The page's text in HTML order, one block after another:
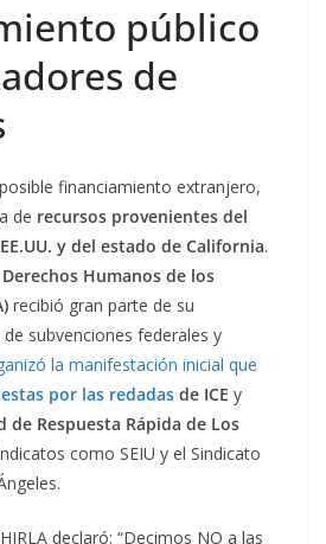
público
de
financiamiento extranjero,
de recursos provenientes del
y del estado de California.
Humanos de los
recibió gran parte de su
subvenciones federales y
la manifestación inicial que
por las redadas de ICE y
de Respuesta Rápida de Los
como SEIU y el Sindicato
declaró: “Decimos NO a las